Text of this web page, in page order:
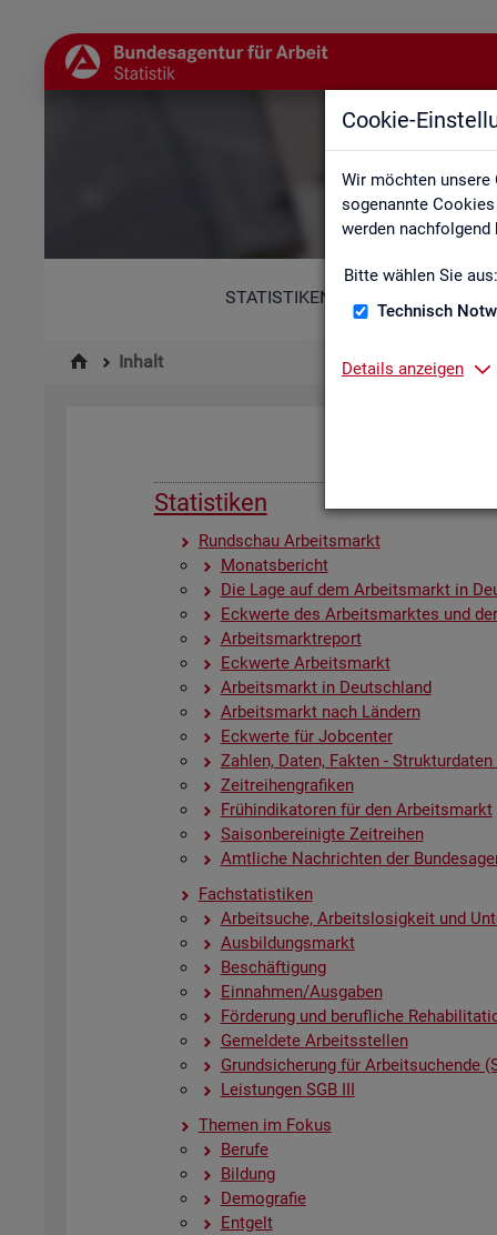
Cookie-
Wir möchten unsere
sogenannte
werden
Bitte wählen Sie aus:
Technisch
Details anzeigen
STATISTIKEN
Inhalt
Sta­tis­ti­ken
Rund­schau Ar­beits­markt
Mo­nats­be­richt
Die Lage auf dem Ar­beits­markt in
Eck­wer­te des Ar­beits­mark­tes und
Ar­beits­markt­re­port
Eck­wer­te Ar­beits­markt
Ar­beits­markt in Deutsch­land
Ar­beits­markt nach Län­dern
Eck­wer­te für Job­cen­ter
Zah­len, Daten, Fak­ten -
Zeit­rei­hen­gra­fi­ken
Früh­in­di­ka­to­ren für den Ar­beits­markt
Sai­son­be­rei­nig­te Zeit­rei­hen
Amt­li­che Nach­rich­ten der
Fach­sta­tis­ti­ken
Ar­beit­su­che, Ar­beits­lo­sig­keit und
Aus­bil­dungs­markt
Be­schäf­ti­gung
Ein­nah­men/Aus­ga­ben
För­de­rung und be­ruf­li­che
Ge­mel­de­te Ar­beits­stel­len
Grund­si­che­rung für Ar­beit­su­chen­de
Leis­tun­gen SGB III
The­men im Fokus
Be­ru­fe
Bil­dung
De­mo­gra­fie
Ent­gelt